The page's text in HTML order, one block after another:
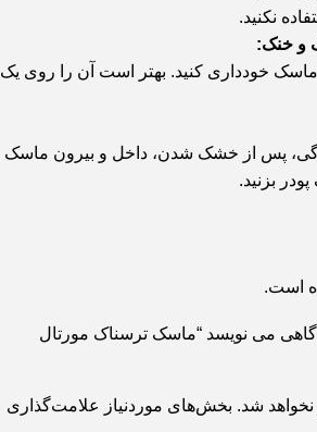
نکنید.
و خنک:
ماسک خودداری کنید. بهتر است آن را روی یک
پس از خشک شدن، داخل و بیرون ماسک
پودر بزنید.
است.
می نویسد “ماسک ترسناک مورتال
شد. بخش‌های موردنیاز علامت‌گذاری